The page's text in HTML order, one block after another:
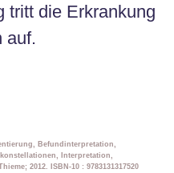
tritt die Erkrankung
auf.
Befundinterpretation,
Interpretation,
2012. ISBN-10 : 9783131317520